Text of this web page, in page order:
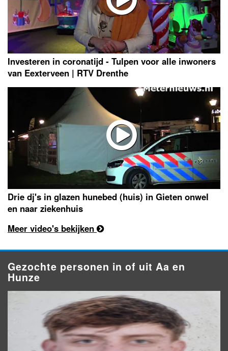
Investeren in coronatijd - Tulpen voor alle inwoners
van Eexterveen | RTV Drenthe
Drie dj's in glazen hunebed (huis) in Gieten onwel
en naar ziekenhuis
Meer video's bekijken
Gezochte personen in of uit Aa en
Hunze